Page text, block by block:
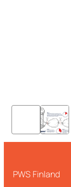
PWS Finland